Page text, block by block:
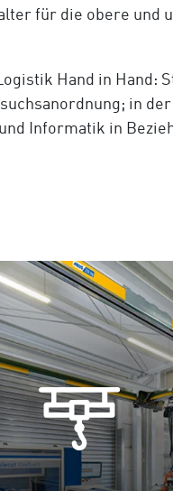
für die obere und
Hand in Hand:
in
Informatik in